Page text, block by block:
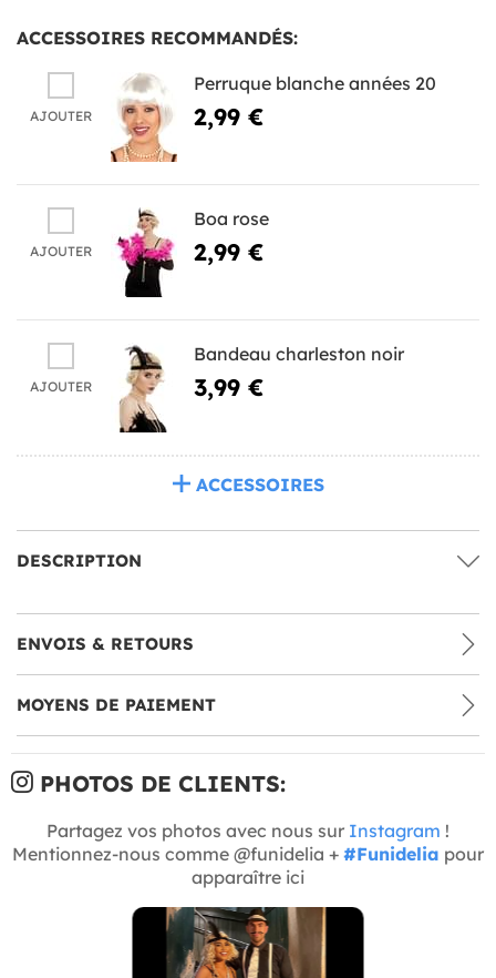
ACCESSOIRES RECOMMANDÉS:
AJOUTER
Perruque blanche années 20
2,99 €
AJOUTER
Boa rose
2,99 €
AJOUTER
Bandeau charleston noir
3,99 €
ACCESSOIRES
DESCRIPTION
ENVOIS & RETOURS
MOYENS DE PAIEMENT
PHOTOS DE CLIENTS:
Partagez vos photos avec nous sur Instagram !
Mentionnez-nous comme @funidelia + #Funidelia pour
apparaître ici